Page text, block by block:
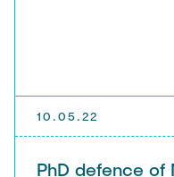
10.05.22
PhD defence of